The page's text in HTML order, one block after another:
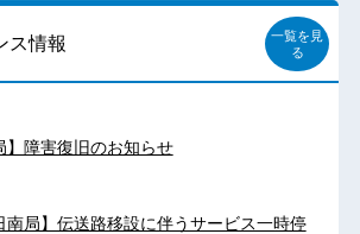
ス情報
一覧を見
る
】障害復旧のお知らせ
南局】伝送路移設に伴うサービス一時停